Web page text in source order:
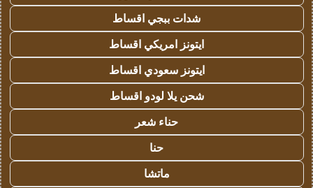
شدات ببجي اقساط
ايتونز امريكي اقساط
ايتونز سعودي اقساط
شحن يلا لودو اقساط
حناء شعر
حنا
ماتشا